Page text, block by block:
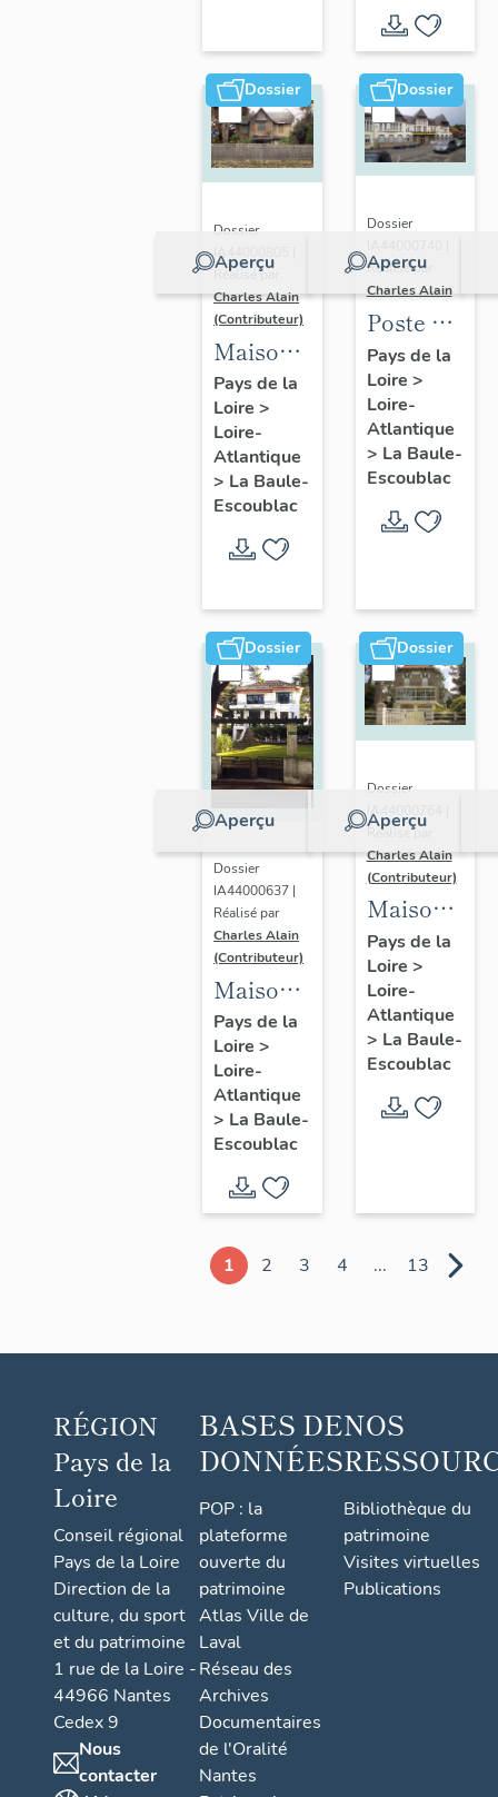
du
Maréchal-
Joffre
Dossier
Aperçu
Dossier
IA44000805 |
Réalisé par
Charles Alain
(Contributeur)
Maison
dite villa
balnéaire
Nam Ky,
139
avenue
du
Maréchal-
Lattre-
de-
Tassigny
Pays de la
Loire >
Loire-
Atlantique
> La Baule-
Escoublac
Dossier
Aperçu
Dossier
Réalisé par
Charles Alain
Poste de
la Baule-
Escoublac,
place de
la
Victoire
Pays de la
Loire >
Loire-
Atlantique
> La Baule-
Escoublac
Dossier
Aperçu
Dossier
IA44000637 |
Réalisé par
Charles Alain
(Contributeur)
Maison
dite villa
balnéaire
Les
Peupliers,
23
avenue
des
Pays de la
Loire >
Loire-
Atlantique
> La Baule-
Escoublac
Dossier
Aperçu
Dossier
IA44000764 |
Réalisé par
Charles Alain
(Contributeur)
Maison
dite villa
balnéaire
Gazonette
puis
Romance,
avenue
Pays de la
Loire >
Loire-
Atlantique
> La Baule-
Escoublac
1 2 3 4 ... 13
RÉGION
Pays de la
Loire
Conseil régional
Pays de la Loire
Direction de la
culture, du sport
et du patrimoine
1 rue de la Loire -
44966 Nantes
Cedex 9
Nous
contacter
BASES DE
DONNÉES
POP : la
plateforme
ouverte du
patrimoine
Atlas Ville de
Laval
Réseau des
Archives
Documentaires
de l'Oralité
Nantes
NOS
Bibliothèque du
patrimoine
Visites virtuelles
Publications